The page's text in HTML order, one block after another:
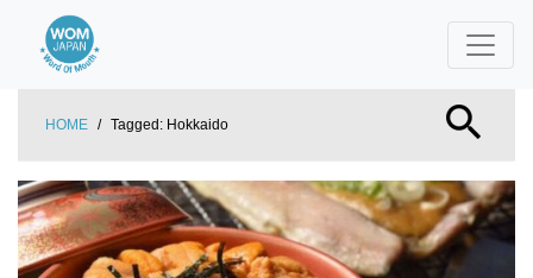
HOME / Tagged: Hokkaido